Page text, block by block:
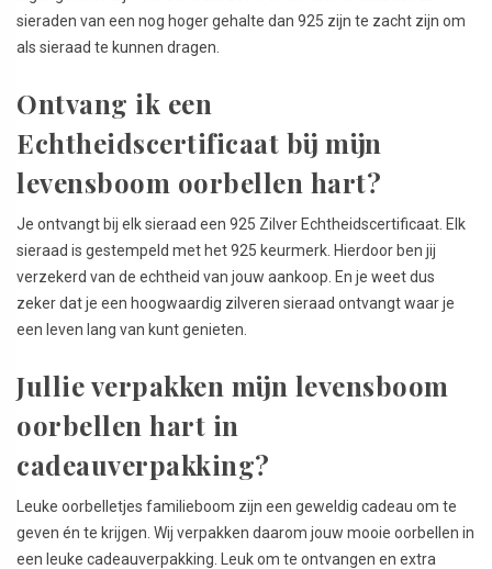
sieraden van een nog hoger gehalte dan 925 zijn te zacht zijn om
als sieraad te kunnen dragen.
Ontvang ik een
Echtheidscertificaat bij mijn
levensboom oorbellen hart?
Je ontvangt bij elk sieraad een 925 Zilver Echtheidscertificaat. Elk
sieraad is gestempeld met het 925 keurmerk. Hierdoor ben jij
verzekerd van de echtheid van jouw aankoop. En je weet dus
zeker dat je een hoogwaardig zilveren sieraad ontvangt waar je
een leven lang van kunt genieten.
Jullie verpakken mijn levensboom
oorbellen hart in
cadeauverpakking?
Leuke oorbelletjes familieboom zijn een geweldig cadeau om te
geven én te krijgen. Wij verpakken daarom jouw mooie oorbellen in
een leuke cadeauverpakking. Leuk om te ontvangen en extra